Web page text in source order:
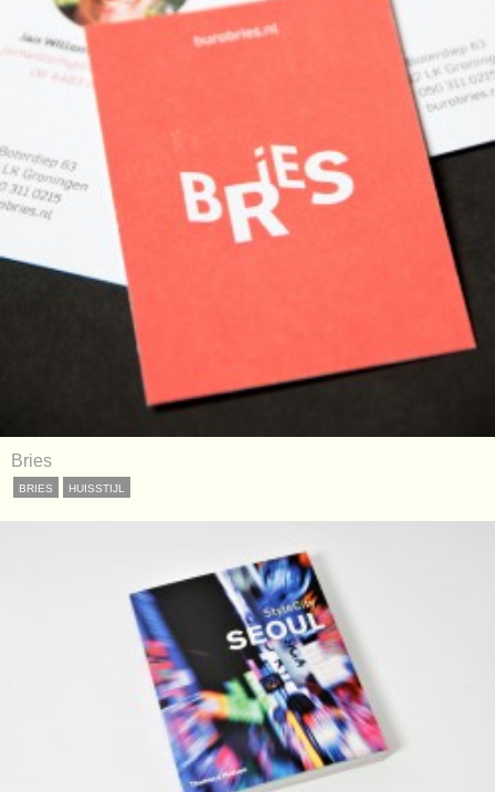
Bries
BRIES HUISSTIJL